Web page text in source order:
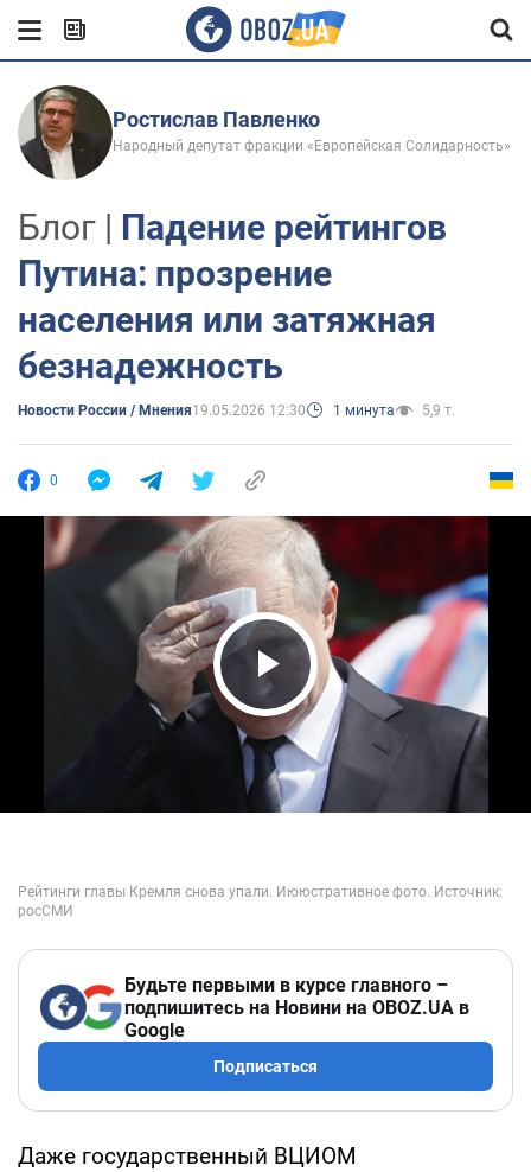
Ростислав Павленко
Народный депутат фракции «Европейская Солидарность»
Блог | Падение рейтингов
Путина: прозрение
населения или затяжная
безнадежность
Новости России / Мнения19.05.2026 12:30 1 минута 5,9 т.
0
Play Video
Будьте первыми в курсе главного –
подпишитесь на Новини на OBOZ.UA в
Google
Подписаться
Даже государственный ВЦИОМ